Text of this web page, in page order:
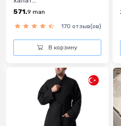
571.9 man
170 отзыв(ов)
В корзину